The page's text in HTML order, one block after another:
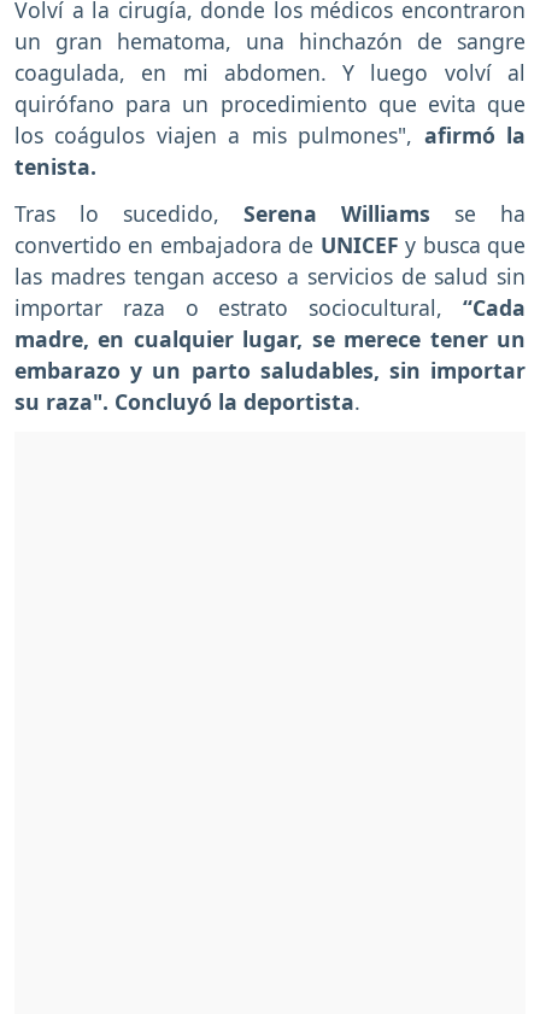
Volví a la cirugía, donde los médicos encontraron
un gran hematoma, una hinchazón de sangre
coagulada, en mi abdomen. Y luego volví al
quirófano para un procedimiento que evita que
los coágulos viajen a mis pulmones", afirmó la
tenista.
Tras lo sucedido, Serena Williams se ha
convertido en embajadora de UNICEFy busca que
las madres tengan acceso a servicios de salud sin
importar raza o estrato sociocultural, “Cada
madre, en cualquier lugar, se merece tener un
embarazo y un parto saludables, sin importar
su raza". Concluyó la deportista.